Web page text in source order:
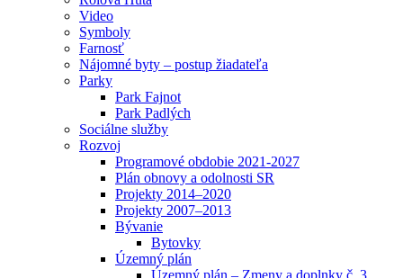
Video
Symboly
Farnosť
Nájomné byty – postup žiadateľa
Parky
Park Fajnot
Park Padlých
Sociálne služby
Rozvoj
Programové obdobie 2021-2027
Plán obnovy a odolnosti SR
Projekty 2014–2020
Projekty 2007–2013
Bývanie
Bytovky
Územný plán
Územný plán – Zmeny a doplnky č. 3